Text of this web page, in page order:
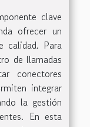
clave
ofrecer un
calidad. Para
de llamadas
conectores
integrar
la gestión
En esta